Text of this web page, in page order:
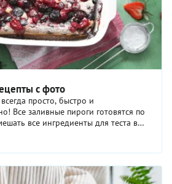
с фото
просто, быстро и
Все заливные пироги готовятся по
все ингредиенты для теста в
в форму, добавить начинку (ее
выложить сверху или наоборот,
между двумя слоями теста) и
- меньше че через час пирог будет